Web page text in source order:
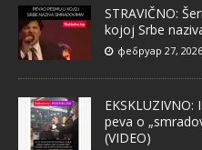
STRAVIČNO:
kojoj Srbe
фебруар 27, 2026
peva o
(VIDEO)